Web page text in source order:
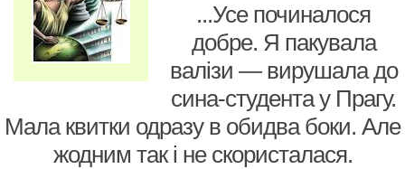
...Усе починалося
добре. Я пакувала
валізи — вирушала до
сина-студента у Прагу.
Мала квитки одразу в обидва боки. Але
жодним так і не скористалася.